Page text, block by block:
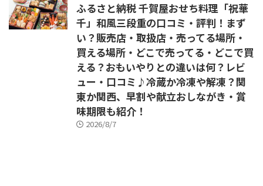
ふるさと納税 千賀屋おせち料理「祝華
千」和風三段重の口コミ・評判！まず
い？販売店・取扱店・売ってる場所・
買える場所・どこで売ってる・どこで買
える？おもいやりとの違いは何？レビ
ュー・口コミ♪冷蔵か冷凍や解凍？関
東か関西、早割や献立おしながき・賞
味期限も紹介！
2026/8/7